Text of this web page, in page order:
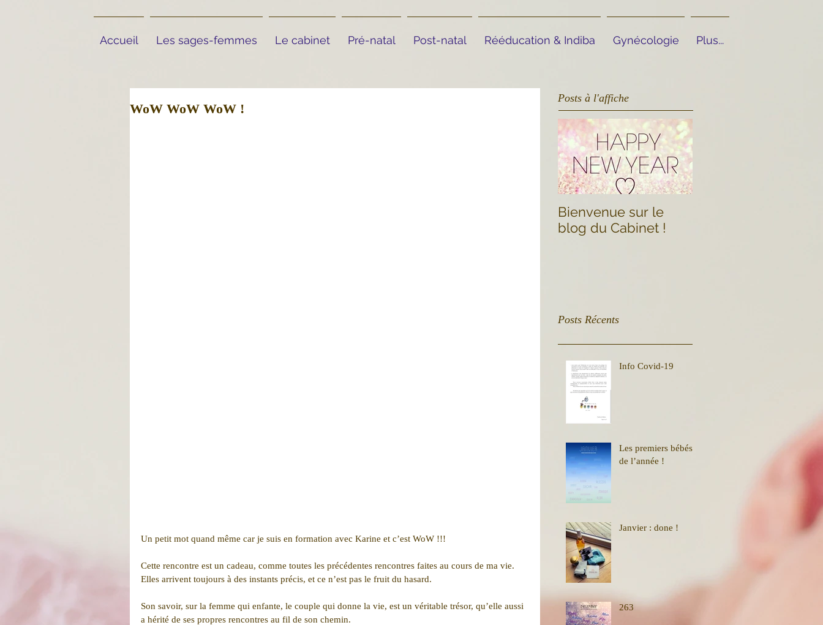
Accueil Les sages-femmes Le cabinet Pré-natal Post-natal Rééducation & Indiba Gynécologie Plus...
WoW WoW WoW !
Un petit mot quand même car je suis en formation avec Karine et c’est WoW !!!
Cette rencontre est un cadeau, comme toutes les précédentes rencontres faites au cours de ma vie.
Elles arrivent toujours à des instants précis, et ce n’est pas le fruit du hasard.
Son savoir, sur la femme qui enfante, le couple qui donne la vie, est un véritable trésor, qu’elle aussi
a hérité de ses propres rencontres au fil de son chemin.
Posts à l'affiche
Bienvenue sur le
blog du Cabinet !
Posts Récents
Info Covid-19
Les premiers bébés
de l’année !
Janvier : done !
263